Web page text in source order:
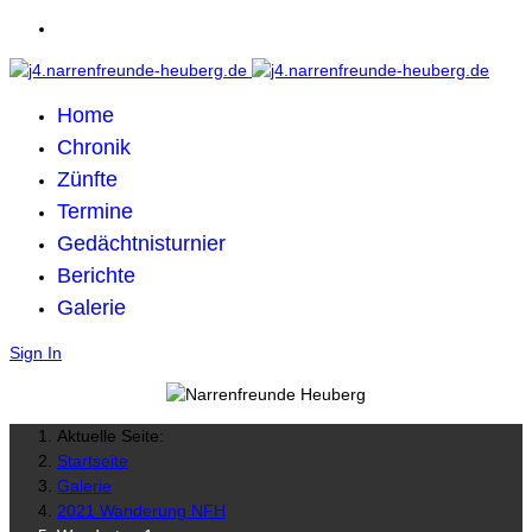
Home
Chronik
Zünfte
Termine
Gedächtnisturnier
Berichte
Galerie
Sign In
Aktuelle Seite:
Startseite
Galerie
2021 Wanderung NFH